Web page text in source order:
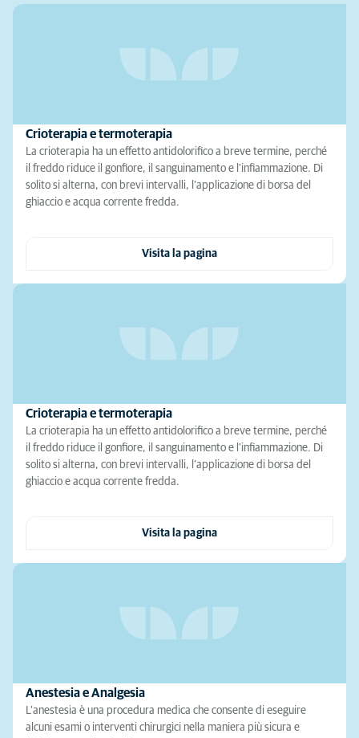
Crioterapia e termoterapia
La crioterapia ha un effetto antidolorifico a breve termine, perché
il freddo riduce il gonfiore, il sanguinamento e l'infiammazione. Di
solito si alterna, con brevi intervalli, l’applicazione di borsa del
ghiaccio e acqua corrente fredda.
Visita la pagina
Crioterapia e termoterapia
La crioterapia ha un effetto antidolorifico a breve termine, perché
il freddo riduce il gonfiore, il sanguinamento e l'infiammazione. Di
solito si alterna, con brevi intervalli, l’applicazione di borsa del
ghiaccio e acqua corrente fredda.
Visita la pagina
Anestesia e Analgesia
L’anestesia è una procedura medica che consente di eseguire
alcuni esami o interventi chirurgici nella maniera più sicura e